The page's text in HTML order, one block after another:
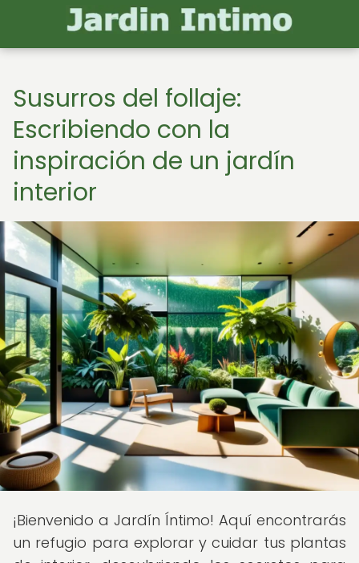
Susurros del follaje:
Escribiendo con la
inspiración de un jardín
interior
¡Bienvenido a Jardín Íntimo! Aquí encontrarás
un refugio para explorar y cuidar tus plantas